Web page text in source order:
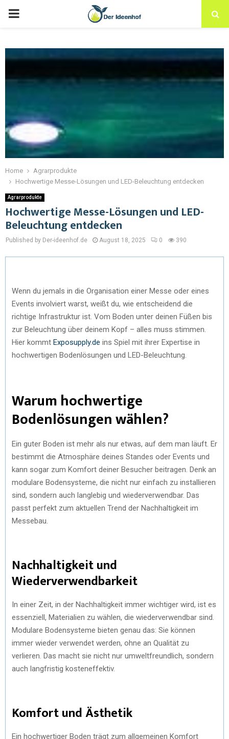
Home
Agrarprodukte
Hochwertige Messe-Lösungen und LED-Beleuchtung entdecken
Agrarprodukte
Hochwertige Messe-Lösungen und LED-
Beleuchtung entdecken
Published by Der-ideenhof.de August 18, 2025 0 390
Wenn du jemals in die Organisation einer Messe oder eines
Events involviert warst, weißt du, wie entscheidend die
richtige Infrastruktur ist. Vom Boden unter deinen Füßen bis
zur Beleuchtung über deinem Kopf – alles muss stimmen.
Hier kommt Exposupply.de ins Spiel mit ihrer Expertise in
hochwertigen Bodenlösungen und LED-Beleuchtung.
Warum hochwertige
Bodenlösungen wählen?
Ein guter Boden ist mehr als nur etwas, auf dem man läuft. Er
bestimmt die Atmosphäre deines Standes oder Events und
kann sogar zum Komfort deiner Besucher beitragen. Denk an
modulare Bodensysteme, die nicht nur einfach zu installieren
sind, sondern auch langlebig und wiederverwendbar. Das
passt perfekt zum aktuellen Trend der Nachhaltigkeit im
Messebau.
Nachhaltigkeit und
Wiederverwendbarkeit
In einer Zeit, in der Nachhaltigkeit immer wichtiger wird, ist es
essenziell, Materialien zu wählen, die wiederverwendbar sind.
Modulare Bodensysteme bieten genau das: Sie können
immer wieder verwendet werden, ohne an Qualität zu
verlieren. Das macht sie nicht nur umweltfreundlich, sondern
auch langfristig kosteneffektiv.
Komfort und Ästhetik
Ein hochwertiger Boden trägt zum allgemeinen Komfort